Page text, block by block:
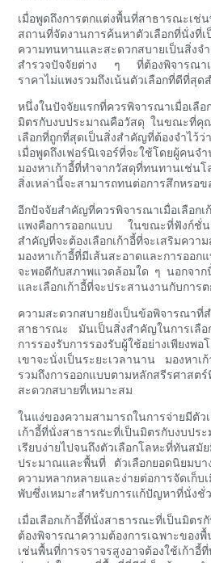
เมื่อพูดถึงการตกแต่งพื้นที่สาธารณะเช่
สถานที่จัดงานการค้นหาตัวเลือกที่นั่งที่
ความทนทานและสะดวกสบายเป็นสิ่ง
สำรวจปัจจัยต่าง ๆ ที่ต้องพิจารณาเ
ราคาไม่แพงรวมถึงเน้นตัวเลือกที่ดีที่สุ
หนึ่งในปัจจัยแรกที่ควรพิจารณาเมื่อเลื
มิตรกับงบประมาณคือวัสดุ ในขณะที่คุณ
เลือกที่ถูกที่สุดเป็นสิ่งสำคัญที่ต้องจำไว้
เมื่อพูดถึงเฟอร์นิเจอร์ที่จะใช้โดยผู้คน
มองหาเก้าอี้ที่ทำจากวัสดุที่ทนทานเช่นโ
สิ่งเหล่านี้จะสามารถทนต่อการสึกหรอข
อีกปัจจัยสำคัญที่ควรพิจารณาเมื่อเลือก
แพงคือการออกแบบ ในขณะที่ฟังก์ชั่
สำคัญที่จะต้องเลือกเก้าอี้ที่จะเสริมควา
มองหาเก้าอี้ที่มีเส้นสะอาดและการออ
จะพอดีกับสภาพแวดล้อมใด ๆ นอกจาก
และเลือกเก้าอี้ที่จะประสานงานกับการ
ความสะดวกสบายยังเป็นข้อพิจารณาที่
สาธารณะ มันเป็นสิ่งสำคัญในการเลือ
การรองรับการรองรับผู้ใช้อย่างเพียงพอ
เขาจะนั่งเป็นระยะเวลานาน มองหาเ
รวมถึงการออกแบบตามหลักสรีรศาสต
สะดวกสบายที่เหมาะสม
ในแง่ของความสามารถในการจ่ายมีตัว
เก้าอี้ที่นั่งสาธารณะที่เป็นมิตรกับงบป
เรียบง่ายไปจนถึงตัวเลือกโลหะที่ทันสมั
ประมาณและพื้นที่ ตัวเลือกยอดนิยมบ
ความหลากหลายและง่ายต่อการจัดเก็บ
พับซึ่งเหมาะสำหรับการแก้ปัญหาที่นั่งชั่
เมื่อเลือกเก้าอี้ที่นั่งสาธารณะที่เป็นมิต
ต้องพิจารณาความต้องการเฉพาะของ
เช่นพื้นที่การจราจรสูงอาจต้องใช้เก้า